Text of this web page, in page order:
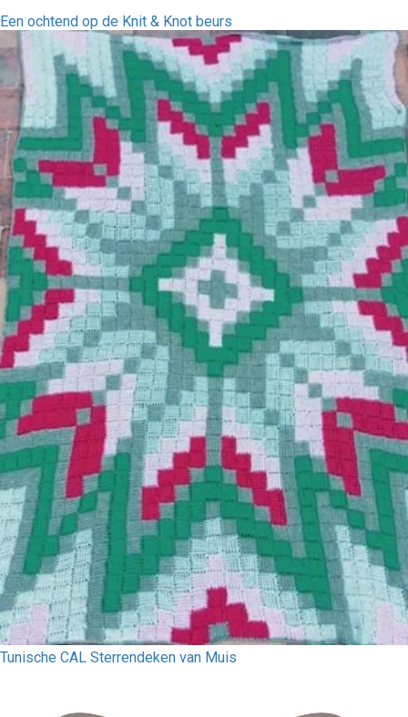
Een ochtend op de Knit & Knot beurs
Tunische CAL Sterrendeken van Muis